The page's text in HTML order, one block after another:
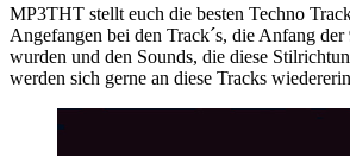
MP3THT stellt euch die besten Techno
Angefangen bei den Track´s, die Anfang der
wurden und den Sounds, die diese
werden sich gerne an diese Tracks